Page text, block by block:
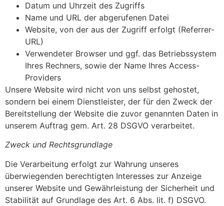
Datum und Uhrzeit des Zugriffs
Name und URL der abgerufenen Datei
Website, von der aus der Zugriff erfolgt (Referrer-
URL)
Verwendeter Browser und ggf. das Betriebssystem
Ihres Rechners, sowie der Name Ihres Access-
Providers
Unsere Website wird nicht von uns selbst gehostet,
sondern bei einem Dienstleister, der für den Zweck der
Bereitstellung der Website die zuvor genannten Daten in
unserem Auftrag gem. Art. 28 DSGVO verarbeitet.
Zweck und Rechtsgrundlage
Die Verarbeitung erfolgt zur Wahrung unseres
überwiegenden berechtigten Interesses zur Anzeige
unserer Website und Gewährleistung der Sicherheit und
Stabilität auf Grundlage des Art. 6 Abs. lit. f) DSGVO.